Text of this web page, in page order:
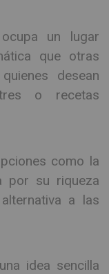
un lugar
que otras
desean
o recetas
como la
por su riqueza
a las
idea sencilla